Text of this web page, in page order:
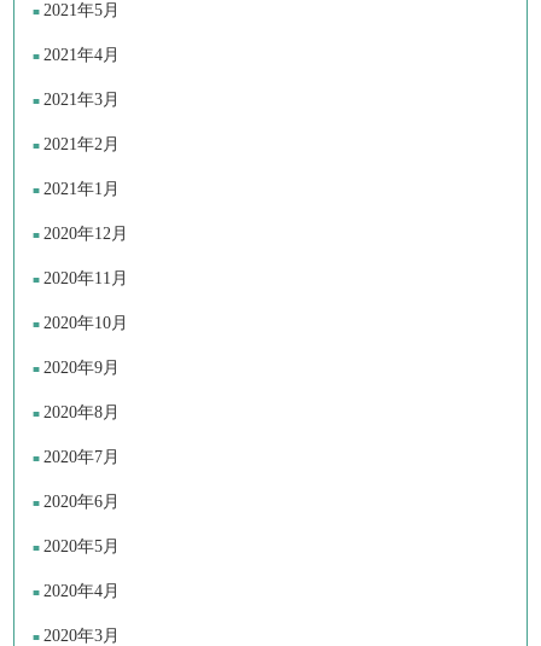
2021年5月
2021年4月
2021年3月
2021年2月
2021年1月
2020年12月
2020年11月
2020年10月
2020年9月
2020年8月
2020年7月
2020年6月
2020年5月
2020年4月
2020年3月